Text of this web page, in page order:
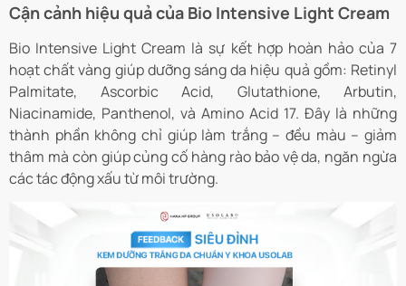
Cận cảnh hiệu quả của Bio Intensive Light Cream
Bio Intensive Light Cream là sự kết hợp hoàn hảo của 7
hoạt chất vàng giúp dưỡng sáng da hiệu quả gồm: Retinyl
Palmitate, Ascorbic Acid, Glutathione, Arbutin,
Niacinamide, Panthenol, và Amino Acid 17. Đây là những
thành phần không chỉ giúp làm trắng – đều màu – giảm
thâm mà còn giúp củng cố hàng rào bảo vệ da, ngăn ngừa
các tác động xấu từ môi trường.